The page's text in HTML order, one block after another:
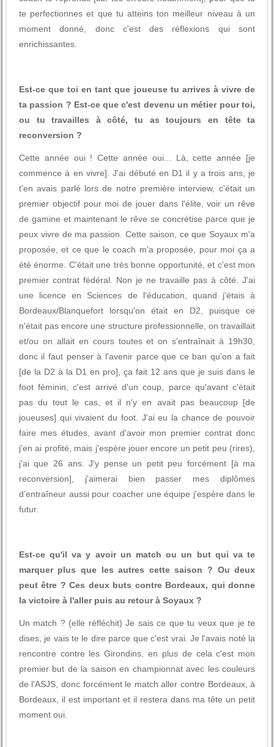
te perfectionnes et que tu atteins ton meilleur niveau à un
moment donné, donc c'est des réflexions qui sont
enrichissantes.
Est-ce que toi en tant que joueuse tu arrives à vivre de
ta passion ? Est-ce que c'est devenu un métier pour toi,
ou tu travailles à côté, tu as toujours en tête ta
reconversion ?
Cette année oui ! Cette année oui... Là, cette année [je
commence à en vivre]. J'ai débuté en D1 il y a trois ans, je
t'en avais parlé lors de notre première interview, c'était un
premier objectif pour moi de jouer dans l'élite, voir un rêve
de gamine et maintenant le rêve se concrétise parce que je
peux vivre de ma passion. Cette saison, ce que Soyaux m'a
proposée, et ce que le coach m'a proposée, pour moi ça a
été énorme. C'était une très bonne opportunité, et c'est mon
premier contrat fédéral. Non je ne travaille pas à côté. J'ai
une licence en Sciences de l'éducation, quand j'étais à
Bordeaux/Blanquefort lorsqu'on était en D2, puisque ce
n'était pas encore une structure professionnelle, on travaillait
et/ou on allait en cours toutes et on s'entraînait à 19h30,
donc il faut penser à l'avenir parce que ce ban qu'on a fait
[de la D2 à la D1 en pro], ça fait 12 ans que je suis dans le
foot féminin, c'est arrivé d'un coup, parce qu'avant c'était
pas du tout le cas, et il n'y en avait pas beaucoup [de
joueuses] qui vivaient du foot. J'ai eu la chance de pouvoir
faire mes études, avant d'avoir mon premier contrat donc
j'en ai profité, mais j'espère jouer encore un petit peu (rires),
j'ai que 26 ans. J'y pense un petit peu forcément [à ma
reconversion], j'aimerai bien passer mes diplômes
d’entraîneur aussi pour coacher une équipe j'espère dans le
futur.
Est-ce qu'il va y avoir un match ou un but qui va te
marquer plus que les autres cette saison ? Ou deux
peut être ? Ces deux buts contre Bordeaux, qui donne
la victoire à l'aller puis au retour à Soyaux ?
Un match ? (elle réfléchit) Je sais ce que tu veux que je te
dises, je vais te le dire parce que c'est vrai. Je l'avais noté la
rencontre contre les Girondins, en plus de cela c'est mon
premier but de la saison en championnat avec les couleurs
de l'ASJS, donc forcément le match aller contre Bordeaux, à
Bordeaux, il est important et il restera dans ma tête un petit
moment oui.